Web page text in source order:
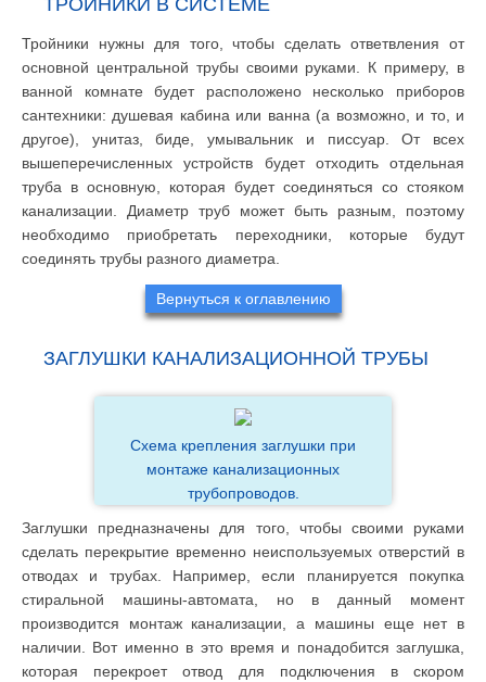
ТРОЙНИКИ В СИСТЕМЕ
Тройники нужны для того, чтобы сделать ответвления от
основной центральной трубы своими руками. К примеру, в
ванной комнате будет расположено несколько приборов
сантехники: душевая кабина или ванна (а возможно, и то, и
другое), унитаз, биде, умывальник и писсуар. От всех
вышеперечисленных устройств будет отходить отдельная
труба в основную, которая будет соединяться со стояком
канализации. Диаметр труб может быть разным, поэтому
необходимо приобретать переходники, которые будут
соединять трубы разного диаметра.
Вернуться к оглавлению
ЗАГЛУШКИ КАНАЛИЗАЦИОННОЙ ТРУБЫ
Схема крепления заглушки при
монтаже канализационных
трубопроводов.
Заглушки предназначены для того, чтобы своими руками
сделать перекрытие временно неиспользуемых отверстий в
отводах и трубах. Например, если планируется покупка
стиральной машины-автомата, но в данный момент
производится монтаж канализации, а машины еще нет в
наличии. Вот именно в это время и понадобится заглушка,
которая перекроет отвод для подключения в скором